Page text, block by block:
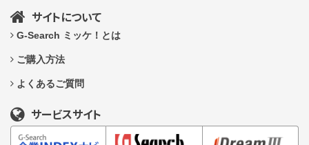
サイトについて
G-Search ミッケ！とは
ご購入方法
よくあるご質問
サービスサイト